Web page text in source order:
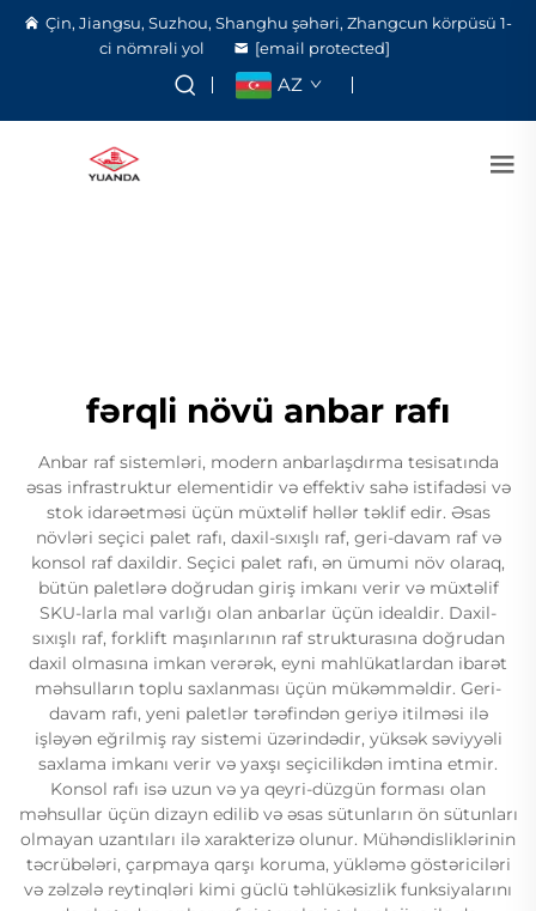
Çin, Jiangsu, Suzhou, Shanghu şəhəri, Zhangcun körpüsü 1-
ci nömrəli yol
[email protected]
AZ
fərqli növü anbar rafı
Anbar raf sistemləri, modern anbarlaşdırma tesisatında
əsas infrastruktur elementidir və effektiv sahə istifadəsi və
stok idarəetməsi üçün müxtəlif həllər təklif edir. Əsas
növləri seçici palet rafı, daxil-sıxışlı raf, geri-davam raf və
konsol raf daxildir. Seçici palet rafı, ən ümumi növ olaraq,
bütün paletlərə doğrudan giriş imkanı verir və müxtəlif
SKU-larla mal varlığı olan anbarlar üçün idealdir. Daxil-
sıxışlı raf, forklift maşınlarının raf strukturasına doğrudan
daxil olmasına imkan verərək, eyni mahlükatlardan ibarət
məhsulların toplu saxlanması üçün mükəmməldir. Geri-
davam rafı, yeni paletlər tərəfindən geriyə itilməsi ilə
işləyən eğrilmiş ray sistemi üzərindədir, yüksək səviyyəli
saxlama imkanı verir və yaxşı seçicilikdən imtina etmir.
Konsol rafı isə uzun və ya qeyri-düzgün forması olan
məhsullar üçün dizayn edilib və əsas sütunların ön sütunları
olmayan uzantıları ilə xarakterizə olunur. Mühəndisliklərinin
təcrübələri, çarpmaya qarşı koruma, yükləmə göstəriciləri
və zəlzələ reytinqləri kimi güclü təhlükəsizlik funksiyalarını